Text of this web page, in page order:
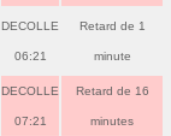
DECOLLE
06:21
Retard de 1
minute
DECOLLE
07:21
Retard de 16
minutes